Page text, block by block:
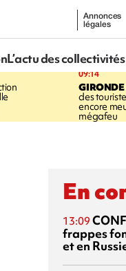
Annonces
légales
L’actu des collectivités
09:14
GIRONDE
des
encore
mégafeu
En
13:09
frappes
et en